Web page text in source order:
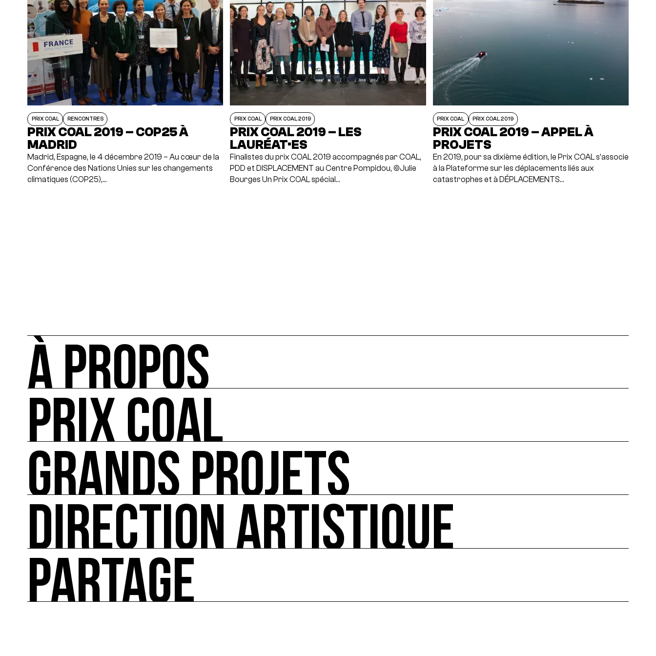
PRIX COAL RENCONTRES
PRIX COAL 2019 – COP25 À
MADRID
Madrid, Espagne, le 4 décembre 2019 – Au cœur de la
Conférence des Nations Unies sur les changements
climatiques (COP25),…
PRIX COAL PRIX COAL 2019
PRIX COAL 2019 – LES
LAURÉAT·ES
Finalistes du prix COAL 2019 accompagnés par COAL,
PDD et DISPLACEMENT au Centre Pompidou, ©Julie
Bourges Un Prix COAL spécial…
PRIX COAL PRIX COAL 2019
PRIX COAL 2019 – APPEL À
PROJETS
En 2019, pour sa dixième édition, le Prix COAL s’associe
à la Plateforme sur les déplacements liés aux
catastrophes et à DÉPLACEMENTS…
À PROPOS
À PROPOS
COAL mobilise les artistes et les acteurs culturels sur les enjeux sociétaux et environnementaux et accompagne l'émergence d'une nouvelle culture de
l'écologie à travers ses actions telles que le Prix COAL, le commissariat d'exposition, le conseil aux institutions et aux collectivités, la coopération
européenne, et l'animation de conférences, d'ateliers et du premier site dédié Ressource0.com
PRIX COAL
PRIX COAL
COAL remet chaque année le Prix COAL Art et Environnement, depuis 2010, et le Prix étudiant COAL - Culture & Diversité, depuis 2020.
GRANDS PROJETS
GRANDS PROJETS
Des grands projets liés aux rendez-vous forts de l’écologie politique, en lien avec des environnements naturels ou urbains.
DIRECTION ARTISTIQUE
DIRECTION ARTISTIQUE
Une cinquantaine d'expositions partout en France, des actions culturelles, des oeuvres dans l’espace publique et des accompagnements de projets
pour contribuer à l'émergence d'une nouvelle culture de l’écologie.
PARTAGE